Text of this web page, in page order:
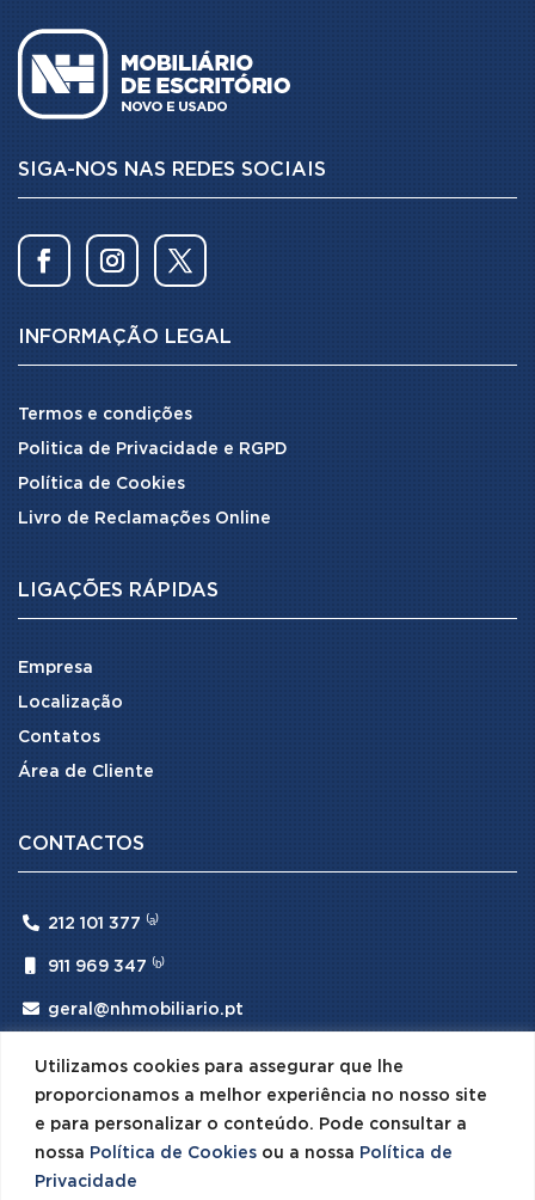
Utilizamos cookies para assegurar que lhe
proporcionamos a melhor experiência no nosso site
e para personalizar o conteúdo. Pode consultar a
nossa Política de Cookies ou a nossa Política de
Privacidade
SIGA-NOS NAS REDES SOCIAIS
INFORMAÇÃO LEGAL
Termos e condições
Politica de Privacidade e RGPD
Política de Cookies
Livro de Reclamações Online
LIGAÇÕES RÁPIDAS
Empresa
Localização
Contatos
Área de Cliente
CONTACTOS
 212 101 377 ⁽ᵃ⁾
911 969 347 ⁽ᵇ⁾
 geral@nhmobiliario.pt